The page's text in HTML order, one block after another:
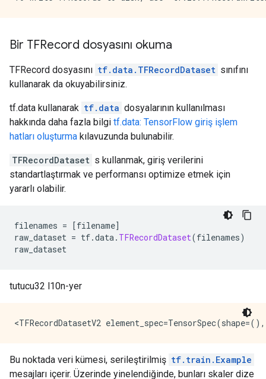
Bir TFRecord dosyasını okuma
TFRecord dosyasını tf.data.TFRecordDataset sınıfını
kullanarak da okuyabilirsiniz.
tf.data kullanarak tf.data dosyalarının kullanılması
hakkında daha fazla bilgi tf.data: TensorFlow giriş işlem
hatları oluşturma kılavuzunda bulunabilir.
TFRecordDataset s kullanmak, giriş verilerini
standartlaştırmak ve performansı optimize etmek için
yararlı olabilir.
filenames = [filename]
raw_dataset = tf.data. TFRecordDataset(filenames)
raw_dataset
tutucu32 l10n-yer
Bu noktada veri kümesi, serileştirilmiş tf.train.Example
mesajları içerir. Üzerinde yinelendiğinde, bunları skaler dize